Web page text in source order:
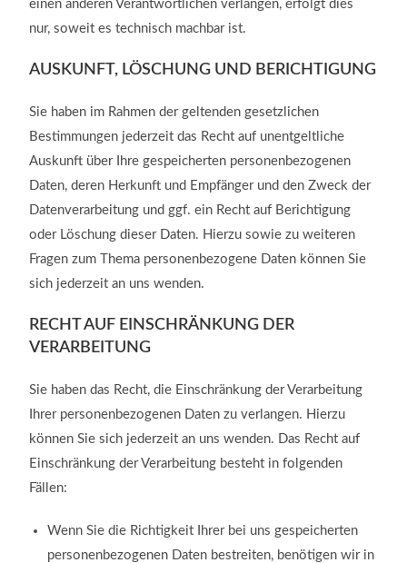
einen anderen Verantwortlichen verlangen, erfolgt dies
nur, soweit es technisch machbar ist.
AUSKUNFT, LÖSCHUNG UND BERICHTIGUNG
Sie haben im Rahmen der geltenden gesetzlichen
Bestimmungen jederzeit das Recht auf unentgeltliche
Auskunft über Ihre gespeicherten personenbezogenen
Daten, deren Herkunft und Empfänger und den Zweck der
Datenverarbeitung und ggf. ein Recht auf Berichtigung
oder Löschung dieser Daten. Hierzu sowie zu weiteren
Fragen zum Thema personenbezogene Daten können Sie
sich jederzeit an uns wenden.
RECHT AUF EINSCHRÄNKUNG DER
VERARBEITUNG
Sie haben das Recht, die Einschränkung der Verarbeitung
Ihrer personenbezogenen Daten zu verlangen. Hierzu
können Sie sich jederzeit an uns wenden. Das Recht auf
Einschränkung der Verarbeitung besteht in folgenden
Fällen:
Wenn Sie die Richtigkeit Ihrer bei uns gespeicherten
personenbezogenen Daten bestreiten, benötigen wir in